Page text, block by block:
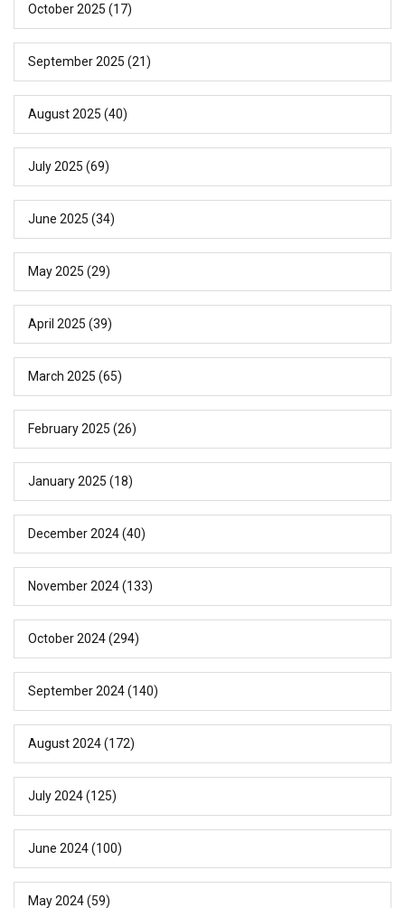
October 2025 (17)
September 2025 (21)
August 2025 (40)
July 2025 (69)
June 2025 (34)
May 2025 (29)
April 2025 (39)
March 2025 (65)
February 2025 (26)
January 2025 (18)
December 2024(40)
November 2024(133)
October 2024(294)
September 2024(140)
August 2024(172)
July 2024(125)
June 2024(100)
May 2024(59)